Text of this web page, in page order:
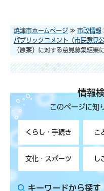
焼津市ホームページ ≫ 市政情報
パブリックコメント（市民意見
（原案）に対する意見募集結果
情報
このページに知
くらし・手続き こ
文化・スポーツ し
キーワードから探す